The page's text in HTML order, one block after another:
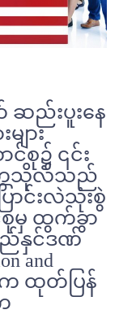
ဆည်းပူးနေ
ျား
စု၌ ၎င်း
ကသိုလ်သည်
ာင်းလဲသုံးစွဲ
မှ ထွက်ခွာ
ည်နှင်ဒဏ်
and
က ထုတ်ပြန်